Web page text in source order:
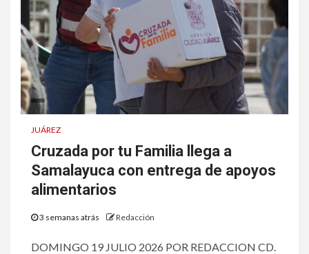
JUÁREZ
Cruzada por tu Familia llega a
Samalayuca con entrega de apoyos
alimentarios
3 semanas atrás Redacción
DOMINGO 19 JULIO 2026 POR REDACCION CD.